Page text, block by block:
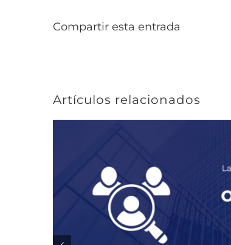
Compartir esta entrada
Artículos relacionados